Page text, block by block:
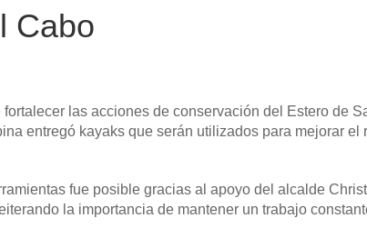
Cabo
las acciones de conservación del Estero de
entregó kayaks que serán utilizados para mejorar el
fue posible gracias al apoyo del alcalde
la importancia de mantener un trabajo